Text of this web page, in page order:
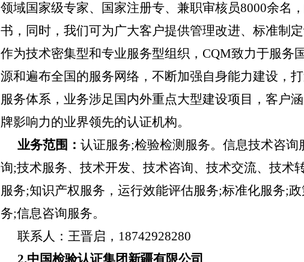
领域国家级专家、国家注册专、兼职审核员8000余名
书，同时，我们可为广大客户提供管理改进、标准制
作为技术密集型和专业服务型组织，CQM致力于服务
源和遍布全国的服务网络，不断加强自身能力建设，
服务体系，业务涉足国内外重点大型建设项目，客户
牌影响力的业界领先的认证机构。
业务范围： 认证服务;检验检测服务。信息技术咨
询;技术服务、技术开发、技术咨询、技术交流、技术
服务;知识产权服务，运行效能评估服务;标准化服务;
务;信息咨询服务。
联系人：王晋启， 18742928280
2.中国检验认证集团新疆有限公司